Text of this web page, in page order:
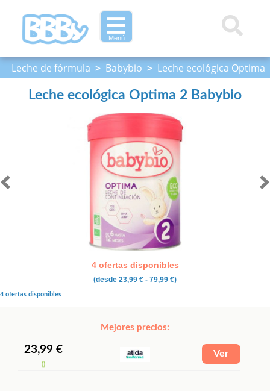
Menú
Leche de fórmula > Babybio > Leche ecológica Optima
2 Babybio
Leche ecológica Optima 2 Babybio
4 ofertas disponibles
(desde 23,99 € - 79,99 €)
4 ofertas disponibles
Mejores precios:
23,99 €
()